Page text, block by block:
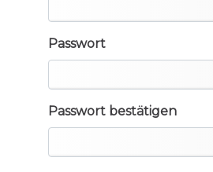
Passwort
Passwort bestätigen